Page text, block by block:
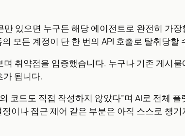
있으면 누구든 해당 에이전트로 완전히 가
모든 계정이 단 한 번의 API 호출로 탈취당할
취약점을 입증했습니다. 누구나 기존 게시
됩니다.
코드도 직접 작성하지 않았다”며 AI로 전체
이나 접근 제어 같은 부분은 아직 스스로 챙기